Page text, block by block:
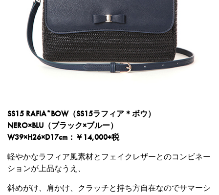
SS15 RAFIA*BOW（SS15ラフィア＊ボウ）
NERO×BLU（ブラック×ブルー）
W39×H26×D17cm：￥14,000+税
軽やかなラフィア風素材とフェイクレザーとのコンビネー
ションが上品なうえ、
斜めがけ、肩かけ、クラッチと持ち方自在なのでサマーシ